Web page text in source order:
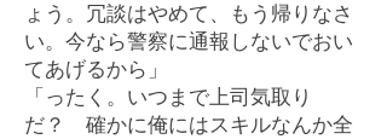
ょう。冗談はやめて、もう帰りなさ
い。今なら警察に通報しないでおい
てあげるから」
「ったく。いつまで上司気取り
だ？ 確かに俺にはスキルなんか全